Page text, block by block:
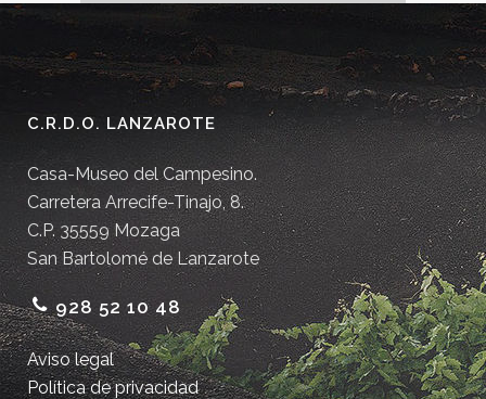
C.R.D.O. LANZAROTE
Casa-Museo del Campesino.
Carretera Arrecife-Tinajo, 8.
C.P. 35559 Mozaga
San Bartolomé de Lanzarote
928 52 10 48
Aviso legal
Política de privacidad